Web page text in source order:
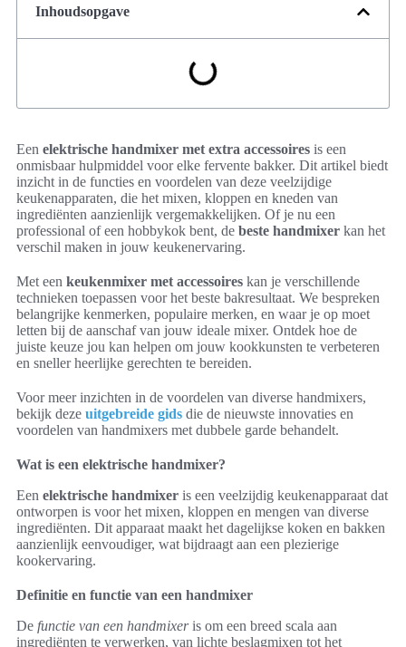
Inhoudsopgave
Een elektrische handmixer met extra accessoires is een
onmisbaar hulpmiddel voor elke fervente bakker. Dit artikel biedt
inzicht in de functies en voordelen van deze veelzijdige
keukenapparaten, die het mixen, kloppen en kneden van
ingrediënten aanzienlijk vergemakkelijken. Of je nu een
professional of een hobbykok bent, de beste handmixer kan het
verschil maken in jouw keukenervaring.
Met een keukenmixer met accessoires kan je verschillende
technieken toepassen voor het beste bakresultaat. We bespreken
belangrijke kenmerken, populaire merken, en waar je op moet
letten bij de aanschaf van jouw ideale mixer. Ontdek hoe de
juiste keuze jou kan helpen om jouw kookkunsten te verbeteren
en sneller heerlijke gerechten te bereiden.
Voor meer inzichten in de voordelen van diverse handmixers,
bekijk deze uitgebreide gids die de nieuwste innovaties en
voordelen van handmixers met dubbele garde behandelt.
Wat is een elektrische handmixer?
Een elektrische handmixer is een veelzijdig keukenapparaat dat
ontworpen is voor het mixen, kloppen en mengen van diverse
ingrediënten. Dit apparaat maakt het dagelijkse koken en bakken
aanzienlijk eenvoudiger, wat bijdraagt aan een plezierige
kookervaring.
Definitie en functie van een handmixer
De functie van een handmixeris om een breed scala aan
ingrediënten te verwerken, van lichte beslagmixen tot het